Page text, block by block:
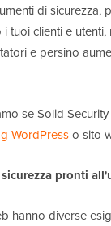
di sicurezza,
tuoi clienti e
e persino
se Solid
WordPresso sito
pronti
hanno diverse